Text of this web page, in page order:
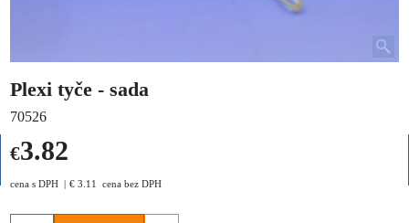
Plexi tyče - sada
70526
€3.82
cena s DPH € 3.11 cena bez DPH